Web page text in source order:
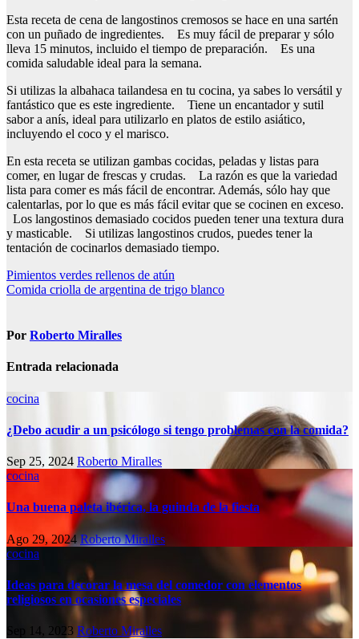
Esta receta de cena de langostinos cremosos se hace en una sartén
con un puñado de ingredientes. Es muy fácil de preparar y sólo
lleva 15 minutos, incluido el tiempo de preparación. Es una
comida saludable ideal para la semana.
Si utilizas la albahaca tailandesa en tu cocina, ya sabes lo versátil y
fantástico que es este ingrediente. Tiene un encantador y sutil
sabor a anís, ideal para utilizarlo en platos de estilo asiático,
incluyendo el coco y el marisco.
En esta receta se utilizan gambas cocidas, peladas y listas para
comer, en lugar de frescas y crudas. La razón es que la variedad
lista para comer es más fácil de encontrar. Además, sólo hay que
calentarlas, por lo que es más fácil evitar que se cocinen en exceso.
Los langostinos demasiado cocidos pueden tener una textura dura
y masticable. Si utilizas langostinos crudos, puedes tener la
tentación de cocinarlos demasiado tiempo.
Navegación
de
Pimientos verdes rellenos de atún
Comida criolla de argentina de trigo blanco
Por Roberto Miralles
Entrada relacionada
cocina
¿Debo acudir a un psicólogo si tengo problemas con la comida?
Sep 25, 2024 Roberto Miralles
cocina
Una buena paleta ibérica, la guinda de la fiesta
Ago 29, 2024Roberto Miralles
cocina
Ideas para decorar la mesa del comedor con elementos
religiosos en ocasiones especiales
Sep 14, 2023 Roberto Miralles